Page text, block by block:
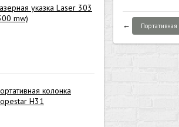
указка Laser 303
mw)
колонка
H31
←